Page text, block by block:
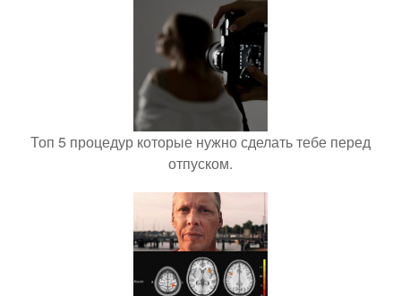
Топ 5 процедур которые нужно сделать тебе перед
отпуском.